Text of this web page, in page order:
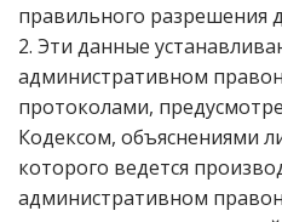
правильного разрешения
2. Эти данные
административном
протоколами,
Кодексом, объяснениями
которого ведется
административном